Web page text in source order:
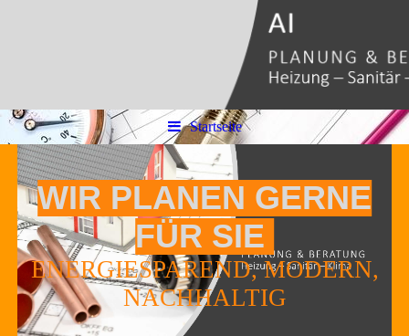
Startseite
WIR PLANEN GERNE
FÜR SIE
ENERGIESPAREND, MODERN,
NACHHALTIG